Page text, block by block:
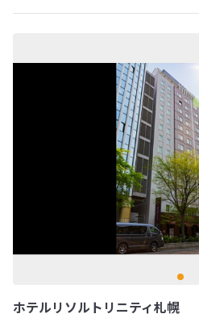
ホテルリソルトリニティ札幌